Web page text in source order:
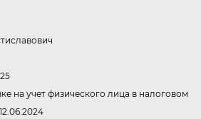
на учет физического лица в налоговом